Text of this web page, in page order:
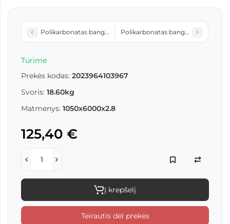
Polikarbonatas banguotas Diamond 1050x4000 2.8mm
Polikarbonatas banguotas
Turime
Prekės kodas: 2023964103967
Svoris: 18.60kg
Matmenys: 1050x6000x2.8
125,40 €
Į krepšelį
Teirautis dėl prekės